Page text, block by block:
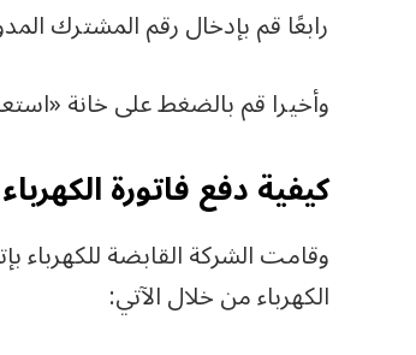
رابعًا قم بإدخال رقم المشترك المدون
وأخيرا قم بالضغط على خانة
كيفية دفع فاتورة الكهرباء
وقامت الشركة القابضة للكهرباء
الكهرباء من خلال الآتي: